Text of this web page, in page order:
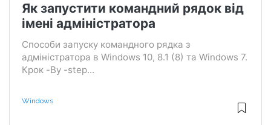
Як запустити командний рядок від
імені адміністратора
Способи запуску командного рядка з
адміністратора в Windows 10, 8.1 (8) та Windows 7.
Крок -By -step...
Windows